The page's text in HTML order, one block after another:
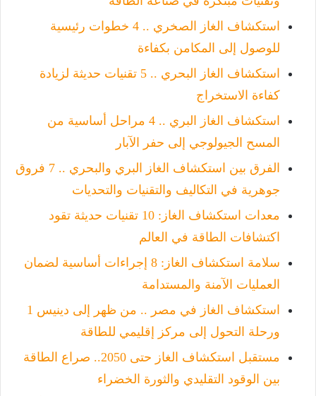
استكشاف الغاز الصخري .. 4 خطوات رئيسية
للوصول إلى المكامن بكفاءة
استكشاف الغاز البحري .. 5 تقنيات حديثة لزيادة
كفاءة الاستخراج
استكشاف الغاز البري .. 4 مراحل أساسية من
المسح الجيولوجي إلى حفر الآبار
الفرق بين استكشاف الغاز البري والبحري .. 7 فروق
جوهرية في التكاليف والتقنيات والتحديات
معدات استكشاف الغاز: 10 تقنيات حديثة تقود
اكتشافات الطاقة في العالم
سلامة استكشاف الغاز: 8 إجراءات أساسية لضمان
العمليات الآمنة والمستدامة
استكشاف الغاز في مصر .. من ظهر إلى دينيس 1
ورحلة التحول إلى مركز إقليمي للطاقة
مستقبل استكشاف الغاز حتى 2050.. صراع الطاقة
بين الوقود التقليدي والثورة الخضراء